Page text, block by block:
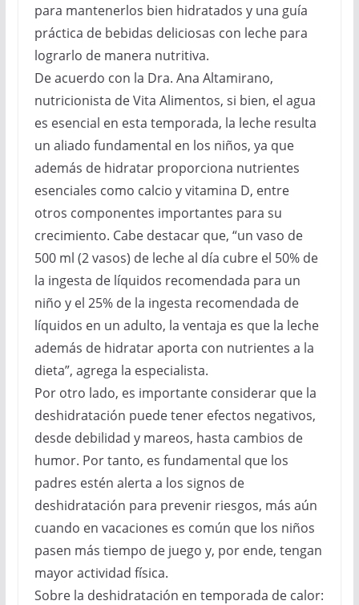
para mantenerlos bien hidratados y una guía
práctica de bebidas deliciosas con leche para
lograrlo de manera nutritiva.
De acuerdo con la Dra. Ana Altamirano,
nutricionista de Vita Alimentos, si bien, el agua
es esencial en esta temporada, la leche resulta
un aliado fundamental en los niños, ya que
además de hidratar proporciona nutrientes
esenciales como calcio y vitamina D, entre
otros componentes importantes para su
crecimiento. Cabe destacar que, “un vaso de
500 ml (2 vasos) de leche al día cubre el 50% de
la ingesta de líquidos recomendada para un
niño y el 25% de la ingesta recomendada de
líquidos en un adulto, la ventaja es que la leche
además de hidratar aporta con nutrientes a la
dieta”, agrega la especialista.
Por otro lado, es importante considerar que la
deshidratación puede tener efectos negativos,
desde debilidad y mareos, hasta cambios de
humor. Por tanto, es fundamental que los
padres estén alerta a los signos de
deshidratación para prevenir riesgos, más aún
cuando en vacaciones es común que los niños
pasen más tiempo de juego y, por ende, tengan
mayor actividad física.
Sobre la deshidratación en temporada de calor: